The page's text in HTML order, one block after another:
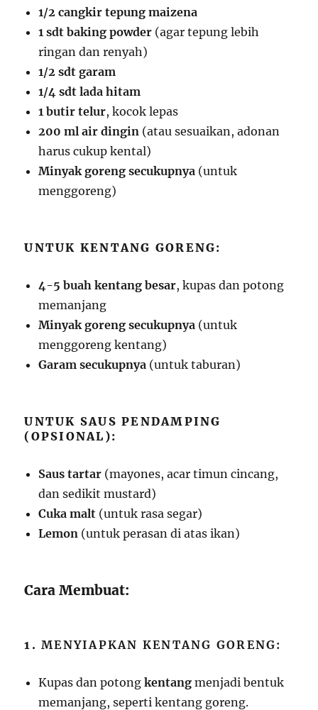
1/2 cangkir tepung maizena
1 sdt baking powder (agar tepung lebih
ringan dan renyah)
1/2 sdt garam
1/4 sdt lada hitam
1 butir telur, kocok lepas
200 ml air dingin (atau sesuaikan, adonan
harus cukup kental)
Minyak goreng secukupnya (untuk
menggoreng)
UNTUK KENTANG GORENG:
4-5 buah kentang besar, kupas dan potong
memanjang
Minyak goreng secukupnya (untuk
menggoreng kentang)
Garam secukupnya (untuk taburan)
UNTUK SAUS PENDAMPING
(OPSIONAL):
Saus tartar (mayones, acar timun cincang,
dan sedikit mustard)
Cuka malt (untuk rasa segar)
Lemon (untuk perasan di atas ikan)
Cara Membuat:
1.MENYIAPKAN KENTANG GORENG:
Kupas dan potongkentang menjadi bentuk
memanjang, seperti kentang goreng.